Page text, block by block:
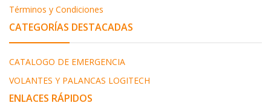
Términos y Condiciones
CATEGORÍAS DESTACADAS
CATALOGO DE EMERGENCIA
VOLANTES Y PALANCAS LOGITECH
ENLACES RÁPIDOS